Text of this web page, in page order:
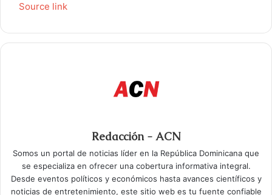
Source link
Redacción - ACN
Somos un portal de noticias líder en la República Dominicana que
se especializa en ofrecer una cobertura informativa integral.
Desde eventos políticos y económicos hasta avances científicos y
noticias de entretenimiento, este sitio web es tu fuente confiable